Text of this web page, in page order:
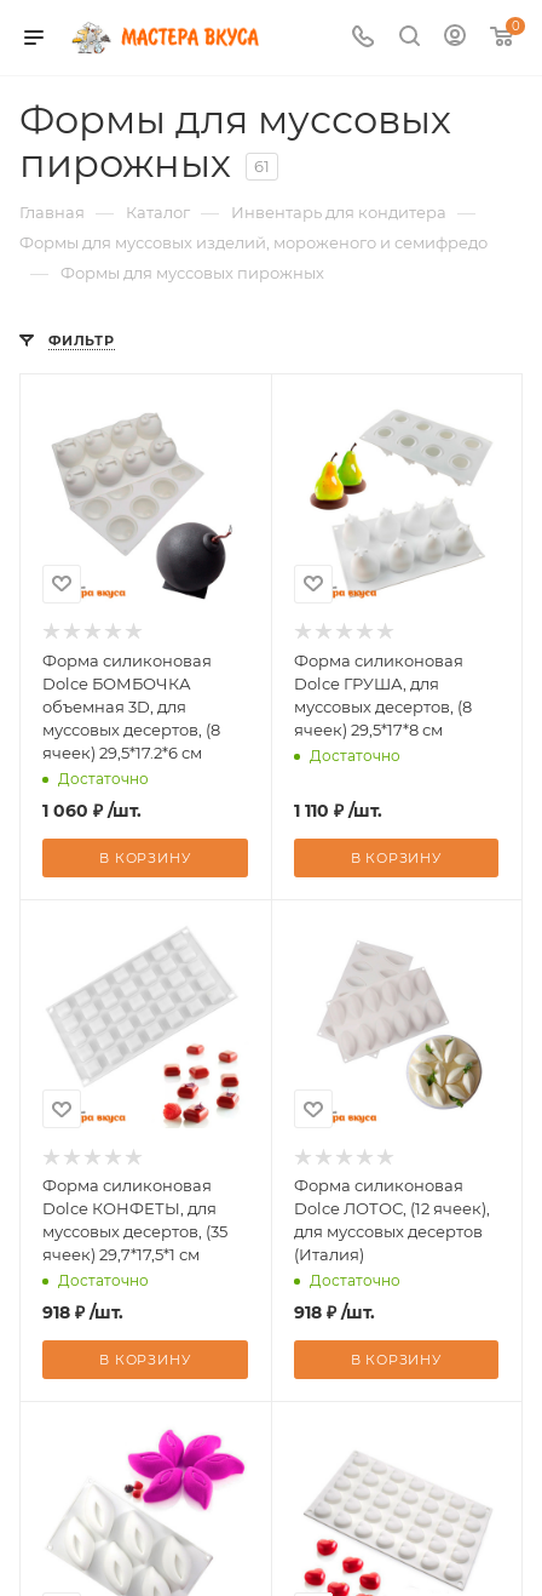
0
Формы для муссовых
пирожных
61
Главная — Каталог — Инвентарь для кондитера —
Формы для муссовых изделий, мороженого и семифредо
— Формы для муссовых пирожных
ФИЛЬТР
Форма силиконовая
Dolce БОМБОЧКА
объемная 3D, для
муссовых десертов, (8
ячеек) 29,5*17.2*6 см
Достаточно
1 060 ₽ /шт.
В КОРЗИНУ
Форма силиконовая
Dolce ГРУША, для
муссовых десертов, (8
ячеек) 29,5*17*8 см
Достаточно
1 110 ₽ /шт.
В КОРЗИНУ
Форма силиконовая
Dolce КОНФЕТЫ, для
муссовых десертов, (35
ячеек) 29,7*17,5*1 см
Достаточно
918 ₽ /шт.
В КОРЗИНУ
Форма силиконовая
Dolce ЛОТОС, (12 ячеек),
для муссовых десертов
(Италия)
Достаточно
918 ₽ /шт.
В КОРЗИНУ